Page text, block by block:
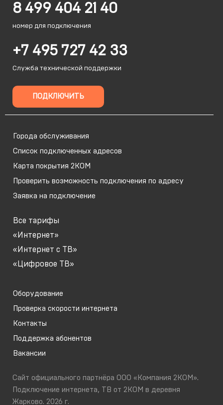
8 499 404 21 40
номер для подключения
+7 495 727 42 33
Служба технической поддержки
ПОДКЛЮЧИТЬ
Города обслуживания
Список подключенных адресов
Карта покрытия 2КОМ
Проверить возможность подключения по адресу
Заявка на подключение
Все тарифы
«Интернет»
«Интернет с ТВ»
«Цифровое ТВ»
Оборудование
Проверка скорости интернета
Контакты
Поддержка абонентов
Вакансии
Сайт официального партнёра ООО «Компания 2КОМ».
Подключение интернета, ТВ от 2КОМ в деревня
Жарково. 2026 г.